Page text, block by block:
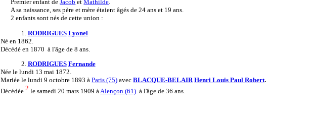
Premier enfant deJacob etMathilde.
A sa naissance, ses père et mère étaient âgés de 24 ans et 19 ans.
2 enfants sont nés de cette union :
1. RODRIGUES Lyonel
Né en 1862.
Décédé en 1870 à l'âge de 8 ans.
2. RODRIGUES Fernande
Née le lundi 13 mai 1872.
Mariée le lundi 9 octobre 1893 àParis (75) avecBLACQUE-BELAIR Henri Louis Paul Robert.
Décédée 2 le samedi 20 mars 1909 àAlençon (61) à l'âge de 36 ans.